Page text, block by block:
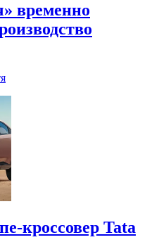
временно
кроссовер Tata